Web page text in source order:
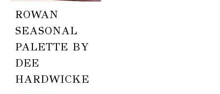
ROWAN
SEASONAL
PALETTE BY
DEE
HARDWICKE